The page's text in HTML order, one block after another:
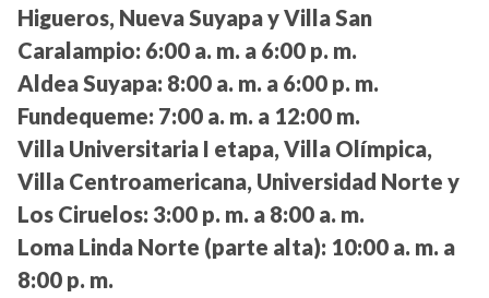
Higueros, Nueva Suyapa y Villa San
Caralampio: 6:00 a. m. a 6:00 p. m.
Aldea Suyapa: 8:00 a. m. a 6:00 p. m.
Fundequeme: 7:00 a. m. a 12:00 m.
Villa Universitaria I etapa, Villa Olímpica,
Villa Centroamericana, Universidad Norte y
Los Ciruelos: 3:00 p. m. a 8:00 a. m.
Loma Linda Norte (parte alta): 10:00 a. m. a
8:00 p. m.